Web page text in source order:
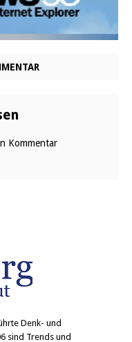
Kommentar
Denk- und
sind Trends und